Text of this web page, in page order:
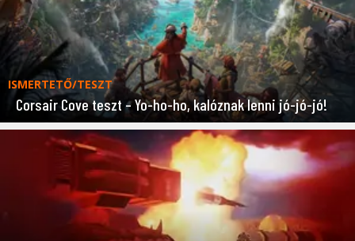
ISMERTETŐ/TESZT
Corsair Cove teszt – Yo-ho-ho, kalóznak lenni jó-jó-jó!